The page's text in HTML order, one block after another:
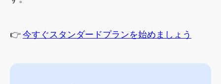
👉今すぐスタンダードプランを始めましょう